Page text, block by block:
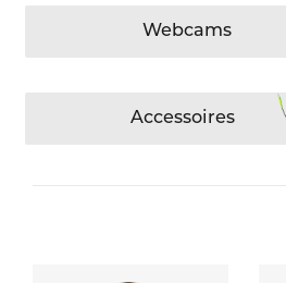
Webcams
Accessoires